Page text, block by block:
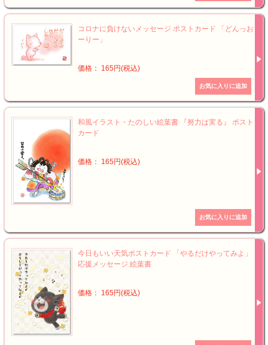
コロナに負けないメッセージ ポストカード 「どんっお
ーりー」
価格： 165円(税込)
和風イラスト・たのしい絵葉書 『努力は実る』 ポスト
カード
価格： 165円(税込)
今日もいい天気ポストカード 「やるだけやってみよ」
応援メッセージ 絵葉書
価格： 165円(税込)